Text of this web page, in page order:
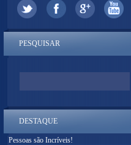
PESQUISAR
DESTAQUE
Pessoas são Incríveis!